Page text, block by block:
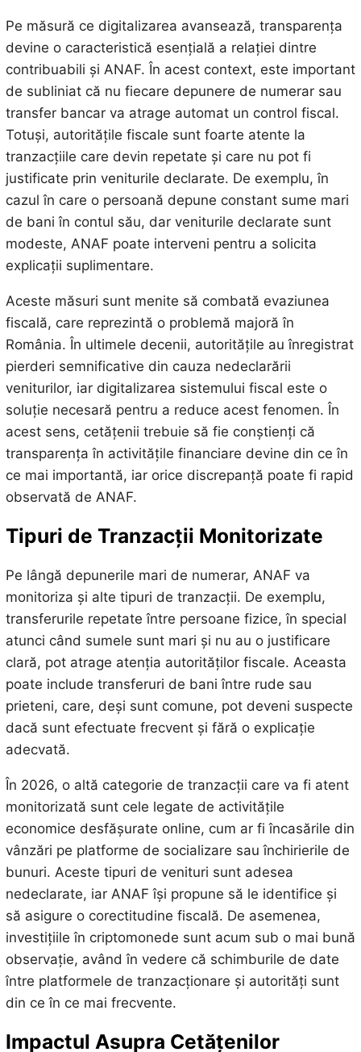
Pe măsură ce digitalizarea avansează, transparența
devine o caracteristică esențială a relației dintre
contribuabili și ANAF. În acest context, este important
de subliniat că nu fiecare depunere de numerar sau
transfer bancar va atrage automat un control fiscal.
Totuși, autoritățile fiscale sunt foarte atente la
tranzacțiile care devin repetate și care nu pot fi
justificate prin veniturile declarate. De exemplu, în
cazul în care o persoană depune constant sume mari
de bani în contul său, dar veniturile declarate sunt
modeste, ANAF poate interveni pentru a solicita
explicații suplimentare.
Aceste măsuri sunt menite să combată evaziunea
fiscală, care reprezintă o problemă majoră în
România. În ultimele decenii, autoritățile au înregistrat
pierderi semnificative din cauza nedeclarării
veniturilor, iar digitalizarea sistemului fiscal este o
soluție necesară pentru a reduce acest fenomen. În
acest sens, cetățenii trebuie să fie conștienți că
transparența în activitățile financiare devine din ce în
ce mai importantă, iar orice discrepanță poate fi rapid
observată de ANAF.
Tipuri de Tranzacții Monitorizate
Pe lângă depunerile mari de numerar, ANAF va
monitoriza și alte tipuri de tranzacții. De exemplu,
transferurile repetate între persoane fizice, în special
atunci când sumele sunt mari și nu au o justificare
clară, pot atrage atenția autorităților fiscale. Aceasta
poate include transferuri de bani între rude sau
prieteni, care, deși sunt comune, pot deveni suspecte
dacă sunt efectuate frecvent și fără o explicație
adecvată.
În 2026, o altă categorie de tranzacții care va fi atent
monitorizată sunt cele legate de activitățile
economice desfășurate online, cum ar fi încasările din
vânzări pe platforme de socializare sau închirierile de
bunuri. Aceste tipuri de venituri sunt adesea
nedeclarate, iar ANAF își propune să le identifice și
să asigure o corectitudine fiscală. De asemenea,
investițiile în criptomonede sunt acum sub o mai bună
observație, având în vedere că schimburile de date
între platformele de tranzacționare și autorități sunt
din ce în ce mai frecvente.
Impactul Asupra Cetățenilor